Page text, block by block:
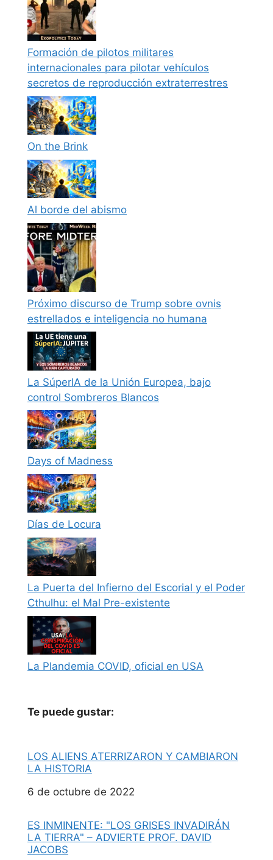
Formación de pilotos militares
internacionales para pilotar vehículos
secretos de reproducción extraterrestres
On the Brink
Al borde del abismo
Próximo discurso de Trump sobre ovnis
estrellados e inteligencia no humana
La SúperIA de la Unión Europea, bajo
control Sombreros Blancos
Days of Madness
Días de Locura
La Puerta del Infierno del Escorial y el Poder
Cthulhu: el Mal Pre-existente
La Plandemia COVID, oficial en USA
Te puede gustar:
LOS ALIENS ATERRIZARON Y CAMBIARON
LA HISTORIA
Fecha
6 de octubre de 2022
ES INMINENTE: "LOS GRISES INVADIRÁN
LA TIERRA" – ADVIERTE PROF. DAVID
JACOBS